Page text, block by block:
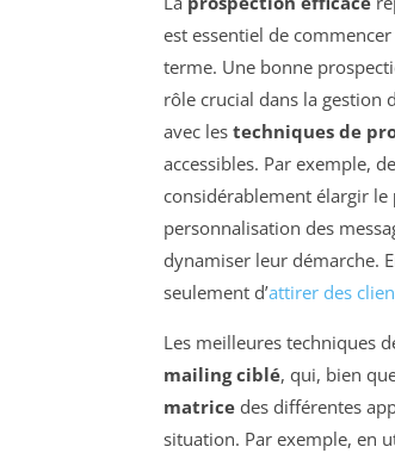
est essentiel de
terme. Une bonne
rôle crucial dans la gestion
avec les techniques de
accessibles. Par exemple,
considérablement élargir le
personnalisation des
dynamiser leur démarche.
seulement d’attirer des
Les meilleures techniques
mailing ciblé, qui, bien
matrice des différentes
situation. Par exemple, en